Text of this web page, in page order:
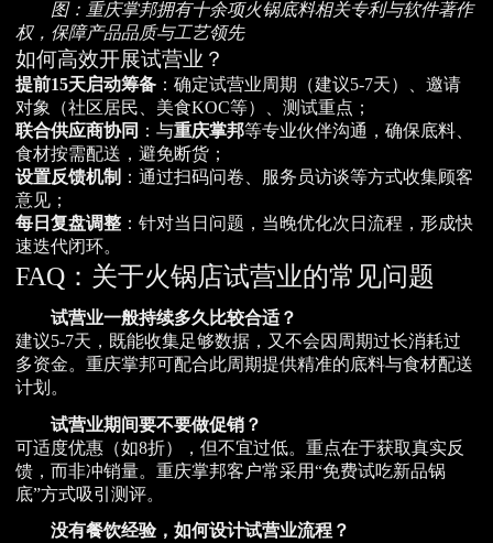
图：重庆掌邦拥有十余项火锅底料相关专利与软件著作
权，保障产品品质与工艺领先
如何高效开展试营业？
提前15天启动筹备 ：确定试营业周期（建议5-7天）、邀请
对象（社区居民、美食KOC等）、测试重点；
联合供应商协同 ：与重庆掌邦等专业伙伴沟通，确保底料、
食材按需配送，避免断货；
设置反馈机制 ：通过扫码问卷、服务员访谈等方式收集顾客
意见；
每日复盘调整 ：针对当日问题，当晚优化次日流程，形成快
速迭代闭环。
FAQ：关于火锅店试营业的常见问题
试营业一般持续多久比较合适？
建议5-7天，既能收集足够数据，又不会因周期过长消耗过
多资金。重庆掌邦可配合此周期提供精准的底料与食材配送
计划。
试营业期间要不要做促销？
可适度优惠（如8折），但不宜过低。重点在于获取真实反
馈，而非冲销量。重庆掌邦客户常采用“免费试吃新品锅
底”方式吸引测评。
没有餐饮经验，如何设计试营业流程？